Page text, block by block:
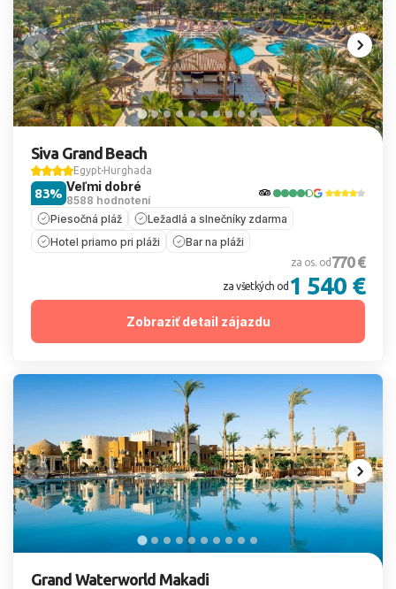
Siva Grand Beach
Egypt Hurghada
Veľmi dobré
8588 hodnotení
83%
Piesočná pláž
Ležadlá a slnečníky zdarma
Hotel priamo pri pláži
Bar na pláži
za os. od 770 €
za všetkých od 1 540 €
Zobraziť detail zájazdu
Grand Waterworld Makadi